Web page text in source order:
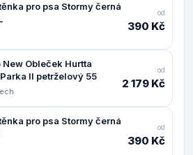
pro psa Stormy černá
od
390 Kč
New Obleček Hurtta
II petrželový 55
od
2 179 Kč
pro psa Stormy černá
od
390 Kč